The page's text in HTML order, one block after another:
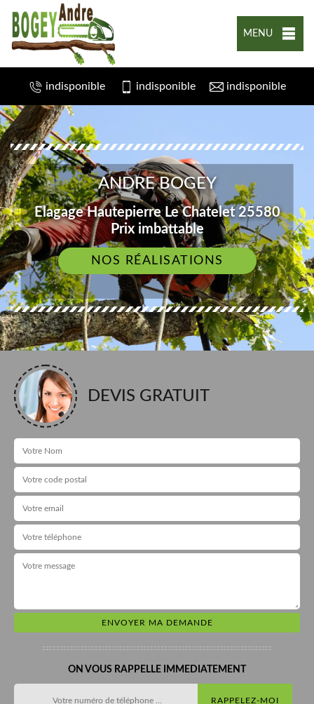
MENU
indisponible indisponible indisponible
ANDRE BOGEY
Elagage Hautepierre Le Chatelet 25580
Prix imbattable
NOS RÉALISATIONS
DEVIS GRATUIT
ON VOUS RAPPELLE IMMEDIATEMENT